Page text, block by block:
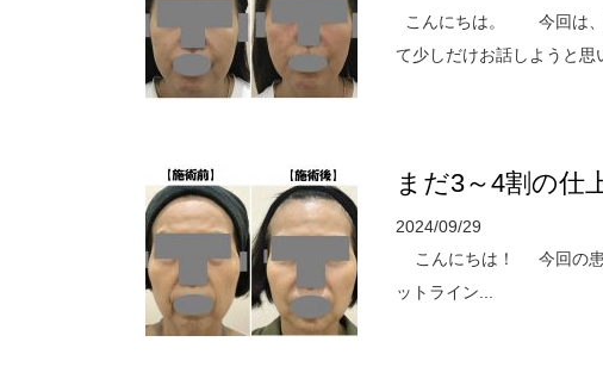
こんにちは。 今回は、
て少しだけお話しようと
まだ3～4割の仕
2024/09/29
こんにちは！ 今回の患
ットライン...